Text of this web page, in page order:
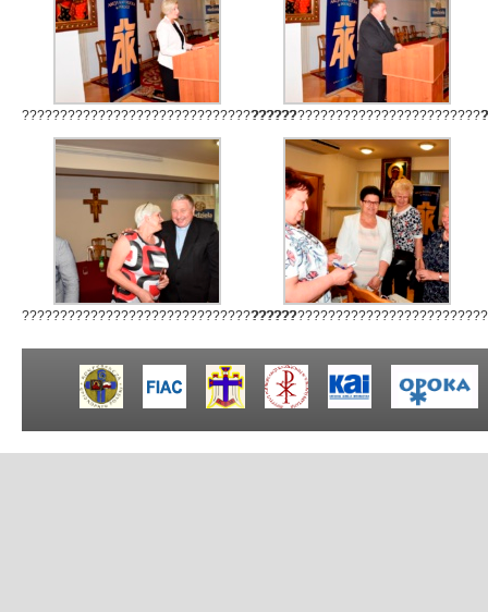
????????????????????????????????????
????????????????????????????????????